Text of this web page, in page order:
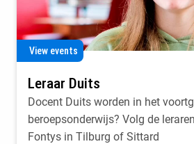
View events
Leraar Duits
Docent Duits worden in het
beroepsonderwijs? Volg de
Fontys in Tilburg of Sittard